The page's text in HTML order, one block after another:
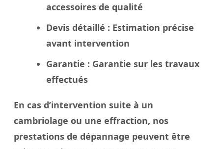
accessoires de qualité
Devis détaillé : Estimation précise
avant intervention
Garantie : Garantie sur les travaux
effectués
En cas d’intervention suite à un
cambriolage ou une effraction, nos
prestations de dépannage peuvent être